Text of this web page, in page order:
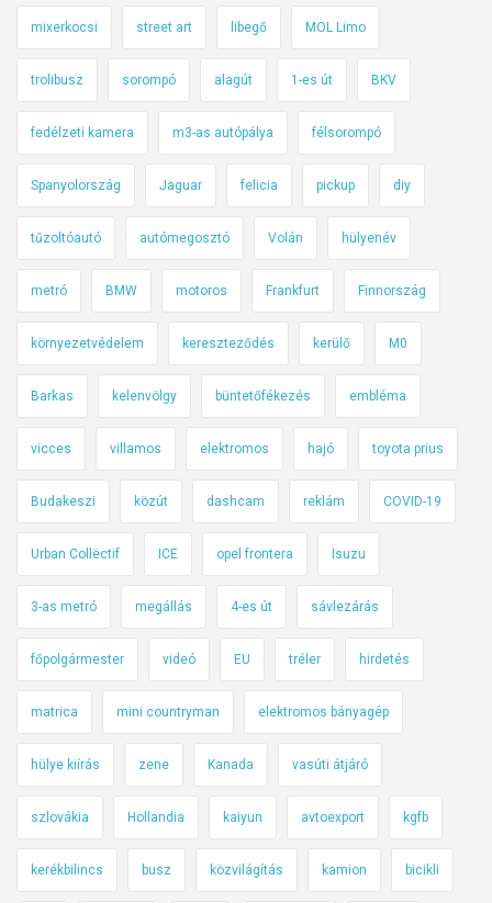
2
h
t
mixerkocsi street art libegő MOL Limo
trolibusz sorompó alagút 1-es út BKV
fedélzeti kamera m3-as autópálya félsorompó
Spanyolország Jaguar felicia pickup diy
tűzoltóautó autómegosztó Volán hülyenév
metró BMW motoros Frankfurt Finnország
környezetvédelem kereszteződés kerülő M0
Barkas kelenvölgy büntetőfékezés embléma
vicces villamos elektromos hajó toyota prius
Budakeszi közút dashcam reklám COVID-19
Urban Collëctif ICE opel frontera Isuzu
3-as metró megállás 4-es út sávlezárás
főpolgármester videó EU tréler hirdetés
matrica mini countryman elektromos bányagép
hülye kiírás zene Kanada vasúti átjáró
szlovákia Hollandia kaiyun avtoexport kgfb
kerékbilincs busz közvilágítás kamion bicikli